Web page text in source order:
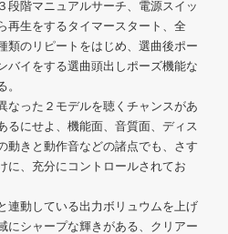
段階マニュアルサーチ、電源スイッ
再生をするタイマースタート、全
類のリピートをはじめ、選曲後ポー
バイをする選曲頭出しポーズ機能な
った２モデルを聴くチャンスがあ
るにせよ、機能面、音質面、ディス
動きと動作音などの諸点でも、さす
に、充分にコントロールされてお
動している出力ボリュウムを上げ
にシャープな輝きがある、クリアー